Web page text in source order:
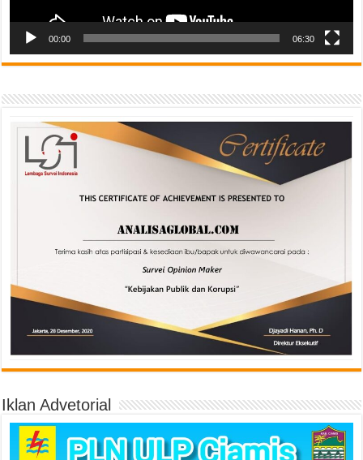
00:00 06:30
Iklan Advetorial